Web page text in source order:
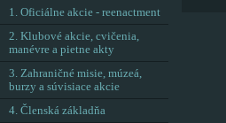
1. Oficiálne akcie - reenactment
2. Klubové akcie, cvičenia,
manévre a pietne akty
3. Zahraničné misie, múzeá,
burzy a súvisiace akcie
4. Členská základňa